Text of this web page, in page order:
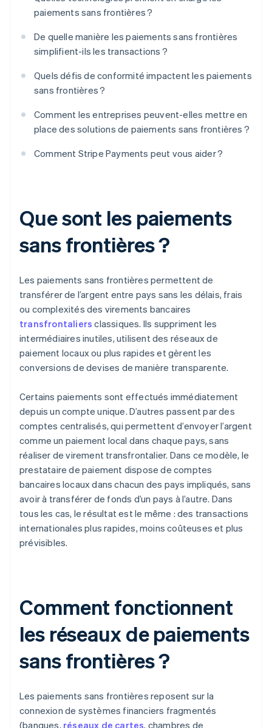
paiements sans frontières ?
De quelle manière les paiements sans frontières
simplifient-ils les transactions ?
Quels défis de conformité impactent les paiements
sans frontières ?
Comment les entreprises peuvent-elles mettre en
place des solutions de paiements sans frontières ?
Comment Stripe Payments peut vous aider ?
Que sont les paiements
sans frontières ?
Les paiements sans frontières permettent de
transférer de l’argent entre pays sans les délais, frais
ou complexités des virements bancaires
transfrontaliers classiques. Ils suppriment les
intermédiaires inutiles, utilisent des réseaux de
paiement locaux ou plus rapides et gèrent les
conversions de devises de manière transparente.
Certains paiements sont effectués immédiatement
depuis un compte unique. D’autres passent par des
comptes centralisés, qui permettent d’envoyer l’argent
comme un paiement local dans chaque pays, sans
réaliser de virement transfrontalier. Dans ce modèle, le
prestataire de paiement dispose de comptes
bancaires locaux dans chacun des pays impliqués, sans
avoir à transférer de fonds d’un pays à l’autre. Dans
tous les cas, le résultat est le même : des transactions
internationales plus rapides, moins coûteuses et plus
prévisibles.
Comment fonctionnent
les réseaux de paiements
sans frontières ?
Les paiements sans frontières reposent sur la
connexion de systèmes financiers fragmentés
(banques, réseaux de cartes, chambres de